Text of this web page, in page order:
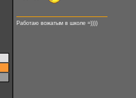
Работаю вожатым в школе =))))